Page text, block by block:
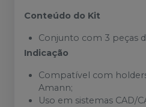
Conteúdo do Kit
Conjunto com 3 peças
Indicação
Compatível com
Amann;
Uso em sistemas CAD/